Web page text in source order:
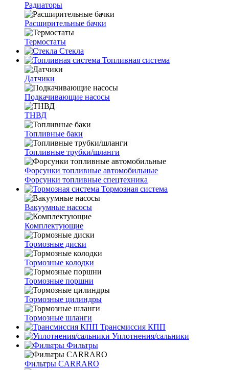
Радиаторы
Расширительные бачки
Термостаты
Стекла
Топливная система
Датчики
Подкачивающие насосы
ТНВД
Топливные баки
Топливные трубки/шланги
Форсунки топливные автомобильные
Форсунки топливные спецтехника
Тормозная система
Вакуумные насосы
Комплектующие
Тормозные диски
Тормозные колодки
Тормозные поршни
Тормозные цилиндры
Тормозные шланги
Трансмиссия КПП
Уплотнения/сальники
Фильтры
Фильтры CARRARO